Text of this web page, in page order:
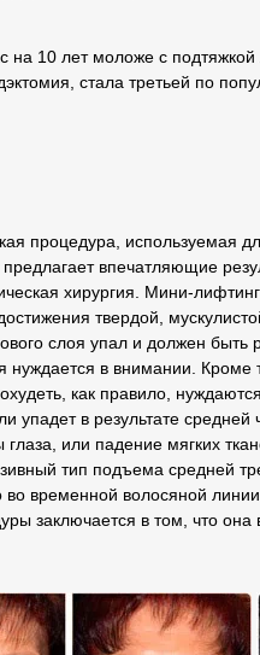
на 10 лет моложе с
стала третьей по
процедура, используемая
впечатляющие
хирургия. Мини-
твердой,
слоя упал и должен быть
нуждается в внимании. Кроме
как правило,
в результате
или падение мягких
тип подъема средней
временной волосяной
заключается в том, что она